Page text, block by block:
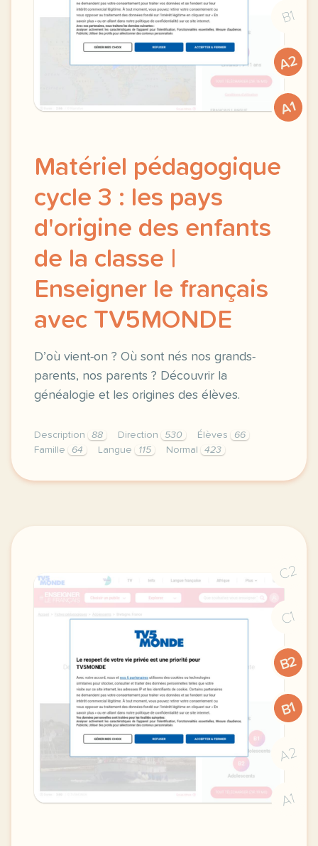
B1
A2
A1
Matériel pédagogique
cycle 3 : les pays
d'origine des enfants
de la classe |
Enseigner le français
avec TV5MONDE
D’où vient-on ? Où sont nés nos grands-
parents, nos parents ? Découvrir la
généalogie et les origines des élèves.
Description 88 Direction 530 Élèves
66
Famille
64 Langue 115 Normal 423
didomi host didomi components button cursor
C2
C1
B2
B1
A2
A1